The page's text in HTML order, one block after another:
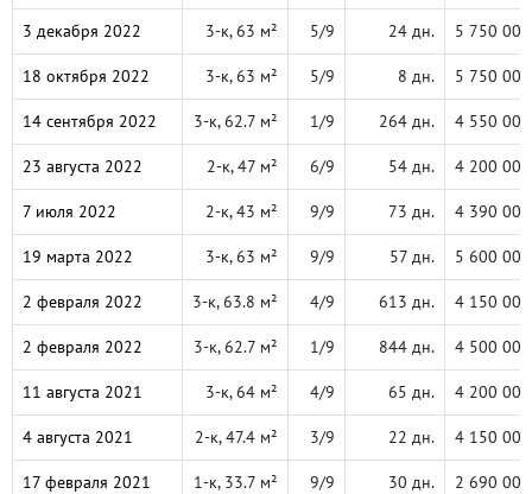
3 декабря 2022 3-к, 63 м² 5/9 24 дн. 5 750 000
18 октября 2022 3-к, 63 м² 5/9 8 дн. 5 750 000
14 сентября 2022 3-к, 62.7 м² 1/9 264 дн. 4 550 000
23 августа 2022 2-к, 47 м² 6/9 54 дн. 4 200 000
7 июля 2022 2-к, 43 м² 9/9 73 дн. 4 390 000
19 марта 2022 3-к, 63 м² 9/9 57 дн. 5 600 000
2 февраля 2022 3-к, 63.8 м² 4/9 613 дн. 4 150 000
2 февраля 2022 3-к, 62.7 м² 1/9 844 дн. 4 500 000
11 августа 2021 3-к, 64 м² 4/9 65 дн. 4 200 000
4 августа 2021 2-к, 47.4 м² 3/9 22 дн. 4 150 000
17 февраля 2021 1-к, 33.7 м² 9/9 30 дн. 2 690 000